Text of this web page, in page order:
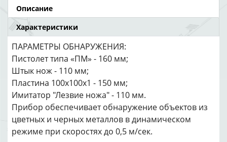
Описание
Характеристики
ПАРАМЕТРЫ ОБНАРУЖЕНИЯ:
Пистолет типа «ПМ» - 160 мм;
Штык нож - 110 мм;
Пластина 100х100х1 - 150 мм;
Имитатор "Лезвие ножа" - 110 мм.
Прибор обеспечивает обнаружение объектов из
цветных и черных металлов в динамическом
режиме при скоростях до 0,5 м/сек.